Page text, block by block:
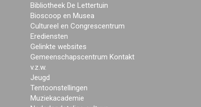
Bibliotheek De Lettertuin
Bioscoop en Musea
Cultureel en Congrescentrum
Erediensten
Gelinkte websites
Gemeenschapscentrum Kontakt
v.z.w.
Jeugd
Tentoonstellingen
Muziekacademie